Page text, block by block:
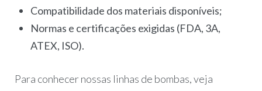
Compatibilidade dos materiais disponíveis;
Normas e certificações exigidas (FDA, 3A,
ATEX, ISO).
Para conhecer nossas linhas de bombas, veja